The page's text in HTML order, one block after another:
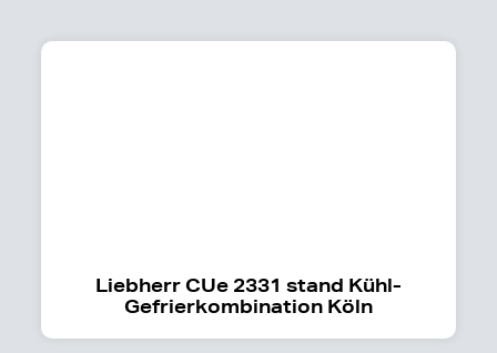
Liebherr CUe 2331 stand Kühl-
Gefrierkombination Köln